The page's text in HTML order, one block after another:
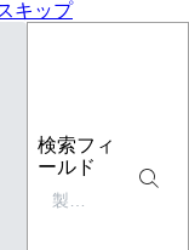
キップ
検索フィ
ールド